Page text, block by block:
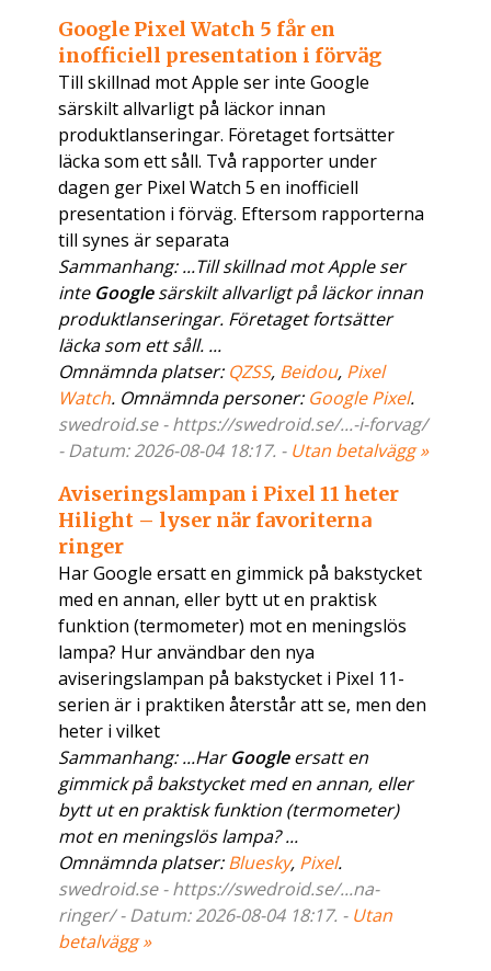
Google Pixel Watch 5 får en
inofficiell presentation i förväg
Till skillnad mot Apple ser inte Google
särskilt allvarligt på läckor innan
produktlanseringar. Företaget fortsätter
läcka som ett såll. Två rapporter under
dagen ger Pixel Watch 5 en inofficiell
presentation i förväg. Eftersom rapporterna
till synes är separata
Sammanhang: ...Till skillnad mot Apple ser
inte Googlesärskilt allvarligt på läckor innan
produktlanseringar. Företaget fortsätter
läcka som ett såll. ...
Omnämnda platser: QZSS, Beidou, Pixel
Watch. Omnämnda personer: Google Pixel.
swedroid.se - https://swedroid.se/...-i-forvag/
- Datum: 2026-08-04 18:17. - Utan betalvägg »
Aviseringslampan i Pixel 11 heter
Hilight – lyser när favoriterna
ringer
Har Google ersatt en gimmick på bakstycket
med en annan, eller bytt ut en praktisk
funktion (termometer) mot en meningslös
lampa? Hur användbar den nya
aviseringslampan på bakstycket i Pixel 11-
serien är i praktiken återstår att se, men den
heter i vilket
Sammanhang: ...HarGoogleersatt en
gimmick på bakstycket med en annan, eller
bytt ut en praktisk funktion (termometer)
mot en meningslös lampa? ...
Omnämnda platser:Bluesky, Pixel.
swedroid.se - https://swedroid.se/...na-
ringer/ - Datum: 2026-08-04 18:17. - Utan
betalvägg »